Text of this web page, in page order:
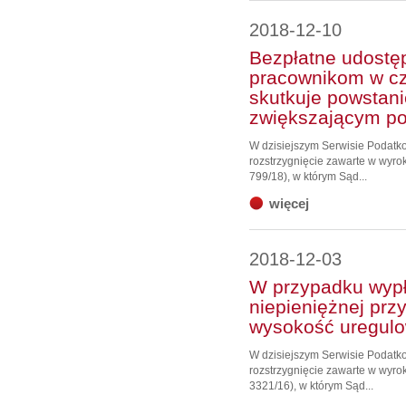
2018-12-10
Bezpłatne
pracownikom w
skutkuje
zwiększającym
W dzisiejszym Serwisie
rozstrzygnięcie zawarte w
799/18), w którym Sąd...
więcej
2018-12-03
W przypadku
niepieniężnej
wysokość
W dzisiejszym Serwisie
rozstrzygnięcie zawarte w
3321/16), w którym Sąd...